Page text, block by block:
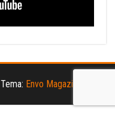
Tema: Envo Magazine